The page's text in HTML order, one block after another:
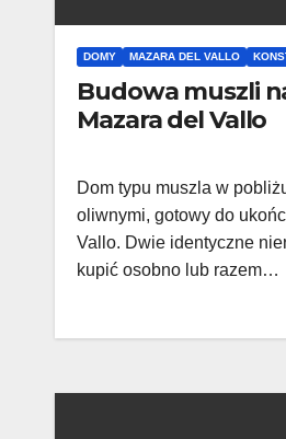
DOMY MAZARA DEL VALLO
Budowa muszli
Mazara del Vallo
Dom typu muszla w
oliwnymi, gotowy do
Vallo. Dwie identyczne
kupić osobno lub razem…